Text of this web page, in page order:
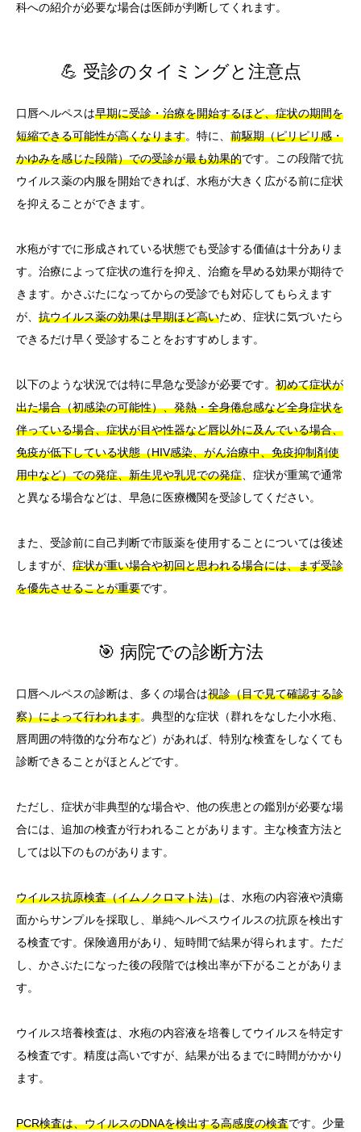
科への紹介が必要な場合は医師が判断してくれます。
💪 受診のタイミングと注意点
口唇ヘルペスは早期に受診・治療を開始するほど、症状の期間を
短縮できる可能性が高くなります。特に、 前駆期（ピリピリ感・
かゆみを感じた段階）での受診が最も効果的です。この段階で抗
ウイルス薬の内服を開始できれば、水疱が大きく広がる前に症状
を抑えることができます。
水疱がすでに形成されている状態でも受診する価値は十分ありま
す。治療によって症状の進行を抑え、治癒を早める効果が期待で
きます。かさぶたになってからの受診でも対応してもらえます
が、 抗ウイルス薬の効果は早期ほど高いため、症状に気づいたら
できるだけ早く受診することをおすすめします。
以下のような状況では特に早急な受診が必要です。 初めて症状が
出た場合（初感染の可能性）、発熱・全身倦怠感など全身症状を
伴っている場合、症状が目や性器など唇以外に及んでいる場合、
免疫が低下している状態（HIV感染、がん治療中、免疫抑制剤使
用中など）での発症、新生児や乳児での発症 、症状が重篤で通常
と異なる場合などは、早急に医療機関を受診してください。
また、受診前に自己判断で市販薬を使用することについては後述
しますが、 症状が重い場合や初回と思われる場合には、まず受診
を優先させることが重要です。
🎯 病院での診断方法
口唇ヘルペスの診断は、多くの場合は視診（目で見て確認する診
察）によって行われます。典型的な症状（群れをなした小水疱、
唇周囲の特徴的な分布など）があれば、特別な検査をしなくても
診断できることがほとんどです。
ただし、症状が非典型的な場合や、他の疾患との鑑別が必要な場
合には、追加の検査が行われることがあります。主な検査方法と
しては以下のものがあります。
ウイルス抗原検査（イムノクロマト法）は、水疱の内容液や潰瘍
面からサンプルを採取し、単純ヘルペスウイルスの抗原を検出す
る検査です。保険適用があり、短時間で結果が得られます。ただ
し、かさぶたになった後の段階では検出率が下がることがありま
す。
ウイルス培養検査は、水疱の内容液を培養してウイルスを特定す
る検査です。精度は高いですが、結果が出るまでに時間がかかり
ます。
PCR検査は、ウイルスのDNAを検出する高感度の検査です。少量